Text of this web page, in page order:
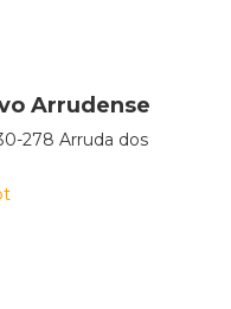
Arrudense
278 Arruda dos